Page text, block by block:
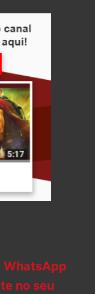
WhatsApp
no seu